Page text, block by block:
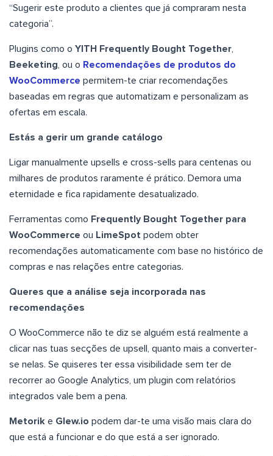
“Sugerir este produto a clientes que já compraram nesta
categoria”.
Plugins como o YITH Frequently Bought Together
Beeketing , ou o Recomendações de produtos do
WooCommerce permitem-te criar recomendações
baseadas em regras que automatizam e personalizam as
ofertas em escala.
Estás a gerir um grande catálogo
Ligar manualmente upsells e cross-sells para centenas ou
milhares de produtos raramente é prático. Demora uma
eternidade e fica rapidamente desatualizado.
Ferramentas como Frequently Bought Together para
WooCommerce ou LimeSpot podem obter
recomendações automaticamente com base no histórico de
compras e nas relações entre categorias.
Queres que a análise seja incorporada nas
recomendações
O WooCommerce não te diz se alguém está realmente a
clicar nas tuas secções de upsell, quanto mais a converter-
se nelas. Se quiseres ter essa visibilidade sem ter de
recorrer ao Google Analytics, um plugin com relatórios
integrados vale bem a pena.
Metorik e Glew.io podem dar-te uma visão mais clara do
que está a funcionar e do que está a ser ignorado.